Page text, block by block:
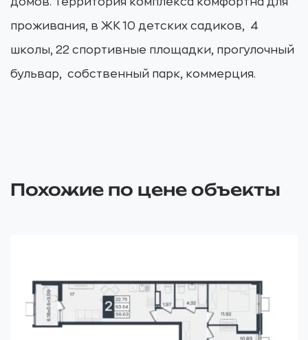
проживания, в ЖК 10 детских садиков, 4
школы, 22 спортивные площадки, прогулочный
бульвар, собственный парк, коммерция.
Похожие по цене объекты